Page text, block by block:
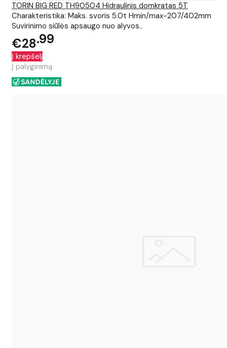
TORIN BIG RED TH90504 Hidraulinis domkratas 5T
Charakteristika: Maks. svoris 5.0t Hmin/max-207/402mm
Suvirinimo siūlės apsaugo nuo alyvos..
€28 99
Į krepšelį
Į palyginimą